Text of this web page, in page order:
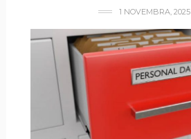
1 NOVEMBRA, 2025